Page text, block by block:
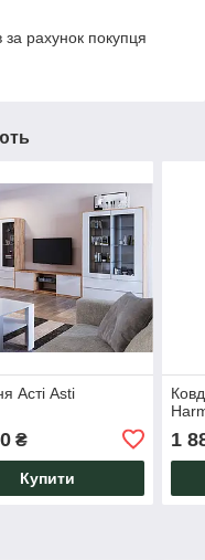
рахунок покупця
Асті Asti
₴
Купити
1